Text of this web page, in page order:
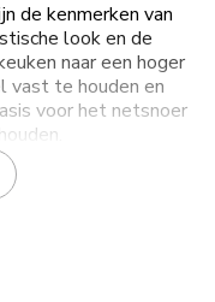
de kenmerken van
look en de
naar een hoger
vast te houden en
voor het netsnoer